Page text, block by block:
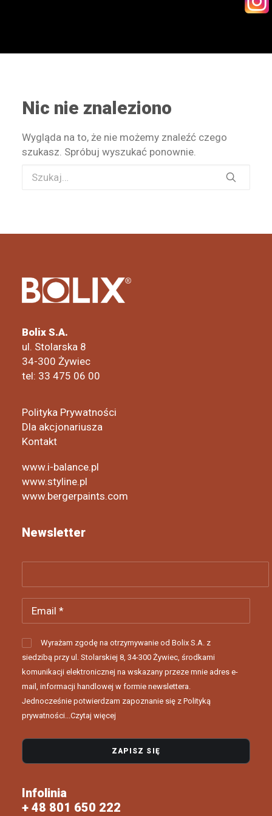
WYSZUKIWANIE
STREFA PRACOWNIKA
RECEPTURY ON-LINE
Nic nie znaleziono
Wygląda na to, że nie możemy znaleźć czego
szukasz. Spróbuj wyszukać ponownie.
Bolix S.A.
ul. Stolarska 8
34-300 Żywiec
tel: 33 475 06 00
Polityka Prywatności
Dla akcjonariusza
Kontakt
www.i-balance.pl
www.styline.pl
www.bergerpaints.com
Newsletter
Wyrażam zgodę na otrzymywanie od Bolix S.A. z
siedzibą przy ul. Stolarskiej 8, 34-300 Żywiec, środkami
komunikacji elektronicznej na wskazany przeze mnie adres e-
mail, informacji handlowej w formie newslettera.
Jednocześnie potwierdzam zapoznanie się z Polityką
prywatności...Czytaj więcej
Infolinia
+ 48 801 650 222